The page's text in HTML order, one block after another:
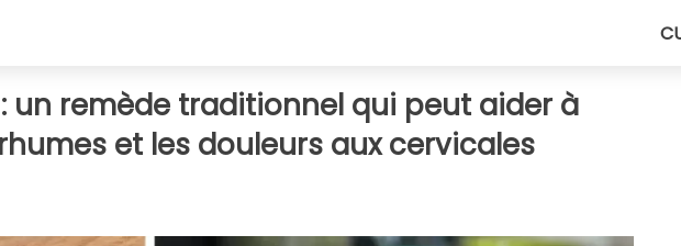
un remède traditionnel qui peut aider à
et les douleurs aux cervicales